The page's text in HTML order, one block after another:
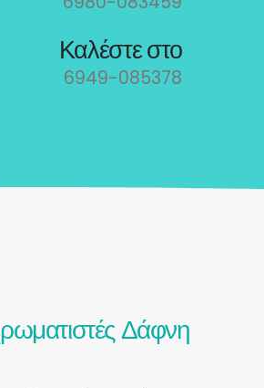
Καλέστε στο
6949-085378
Δάφνη